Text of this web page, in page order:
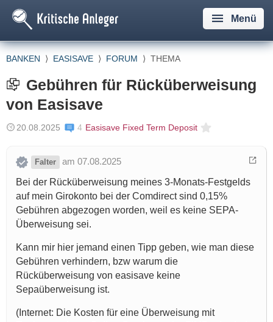
Menü
BANKEN ⟩ EASISAVE ⟩ FORUM ⟩ THEMA
Gebühren für Rücküberweisung
von Easisave
20.08.2025 4 Easisave Fixed Term Deposit
Falter
am 07.08.2025
Bei der Rücküberweisung meines 3-Monats-Festgelds
auf mein Girokonto bei der Comdirect sind 0,15%
Gebühren abgezogen worden, weil es keine SEPA-
Überweisung sei.
Kann mir hier jemand einen Tipp geben, wie man diese
Gebühren verhindern, bzw warum die
Rücküberweisung von easisave keine
Sepaüberweisung ist.
(Internet: Die Kosten für eine Überweisung mit